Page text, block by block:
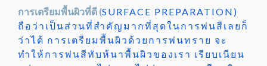
การเตรียมพื้นผิวที่ดี (SURFACE PREPARATION)
ถือว่าเป็นส่วนที่สำคัญมากที่สุดในการพ่นสีเลยก็
ว่าได้ การเตรียมพื้นผิวด้วยการพ่นทราย จะ
ทำให้การพ่นสีทับห้นาพื้นผิวของเรา เรียบเนียน